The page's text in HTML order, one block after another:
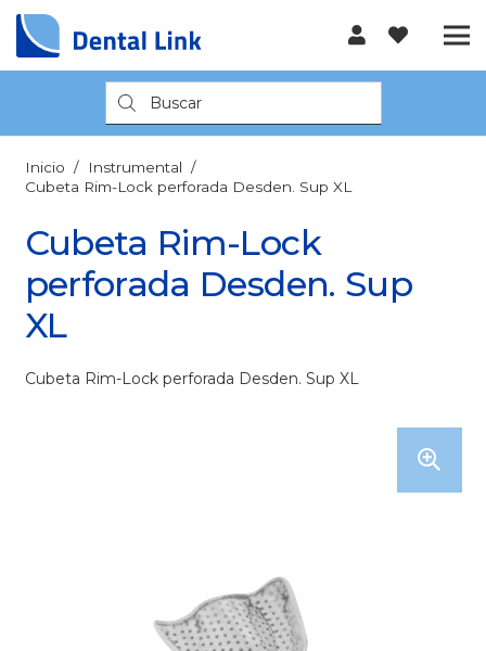
Búsqueda
de
productos
Inicio / Instrumental /
Cubeta Rim-Lock perforada Desden. Sup XL
Cubeta Rim-Lock
perforada Desden. Sup
XL
Cubeta Rim-Lock perforada Desden. Sup XL